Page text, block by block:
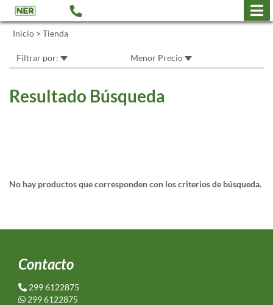
Inicio > Tienda
Filtrar por: Menor Precio
Resultado Búsqueda
No hay productos que corresponden con los criterios de búsqueda.
Contacto
299 6122875
299 6122875